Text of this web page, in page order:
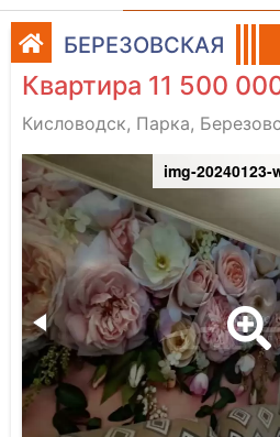
БЕРЕЗОВСКАЯ
Квартира 11 500
Кисловодск, Парка,
img-20240123-